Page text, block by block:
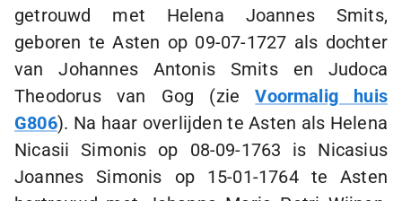
getrouwd met Helena Joannes Smits,
geboren te Asten op 09-07-1727 als dochter
van Johannes Antonis Smits en Judoca
Theodorus van Gog (zieVoormalig huis
G806). Na haar overlijden te Asten als Helena
Nicasii Simonis op 08-09-1763 is Nicasius
Joannes Simonis op 15-01-1764te Asten